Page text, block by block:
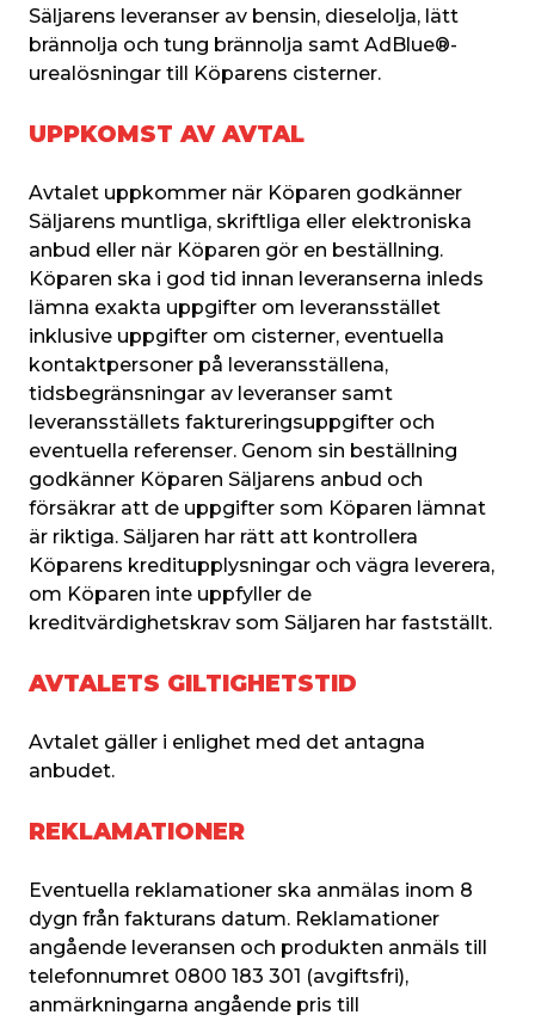
Säljarens leveranser av bensin, dieselolja, lätt
brännolja och tung brännolja samt AdBlue®-
urealösningar till Köparens cisterner.
UPPKOMST AV AVTAL
Avtalet uppkommer när Köparen godkänner
Säljarens muntliga, skriftliga eller elektroniska
anbud eller när Köparen gör en beställning.
Köparen ska i god tid innan leveranserna inleds
lämna exakta uppgifter om leveransstället
inklusive uppgifter om cisterner, eventuella
kontaktpersoner på leveransställena,
tidsbegränsningar av leveranser samt
leveransställets faktureringsuppgifter och
eventuella referenser. Genom sin beställning
godkänner Köparen Säljarens anbud och
försäkrar att de uppgifter som Köparen lämnat
är riktiga. Säljaren har rätt att kontrollera
Köparens kreditupplysningar och vägra leverera,
om Köparen inte uppfyller de
kreditvärdighetskrav som Säljaren har fastställt.
AVTALETS GILTIGHETSTID
Avtalet gäller i enlighet med det antagna
anbudet.
REKLAMATIONER
Eventuella reklamationer ska anmälas inom 8
dygn från fakturans datum. Reklamationer
angående leveransen och produkten anmäls till
telefonnumret 0800 183 301 (avgiftsfri),
anmärkningarna angående pris till